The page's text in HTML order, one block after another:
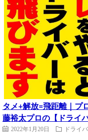
タメ+解放=飛距離｜プ
藤裕太プロの【ドライ
2022年1月20日 ドライ